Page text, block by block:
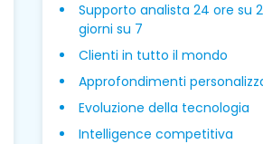
Supporto analista 24 ore su
giorni su 7
Clienti in tutto il mondo
Approfondimenti
Evoluzione della tecnologia
Intelligence competitiva